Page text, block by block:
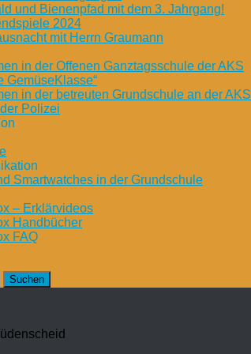
und Bienenpfad mit dem 3. Jahrgang!
2024
mit Herrn Graumann
in der Offenen Ganztagsschule der AKS
GemüseKlasse“
in der betreuten Grundschule an der AKS
Polizei
Smartwatches in der Grundschule
– Erklärvideos
Handbücher
FAQ